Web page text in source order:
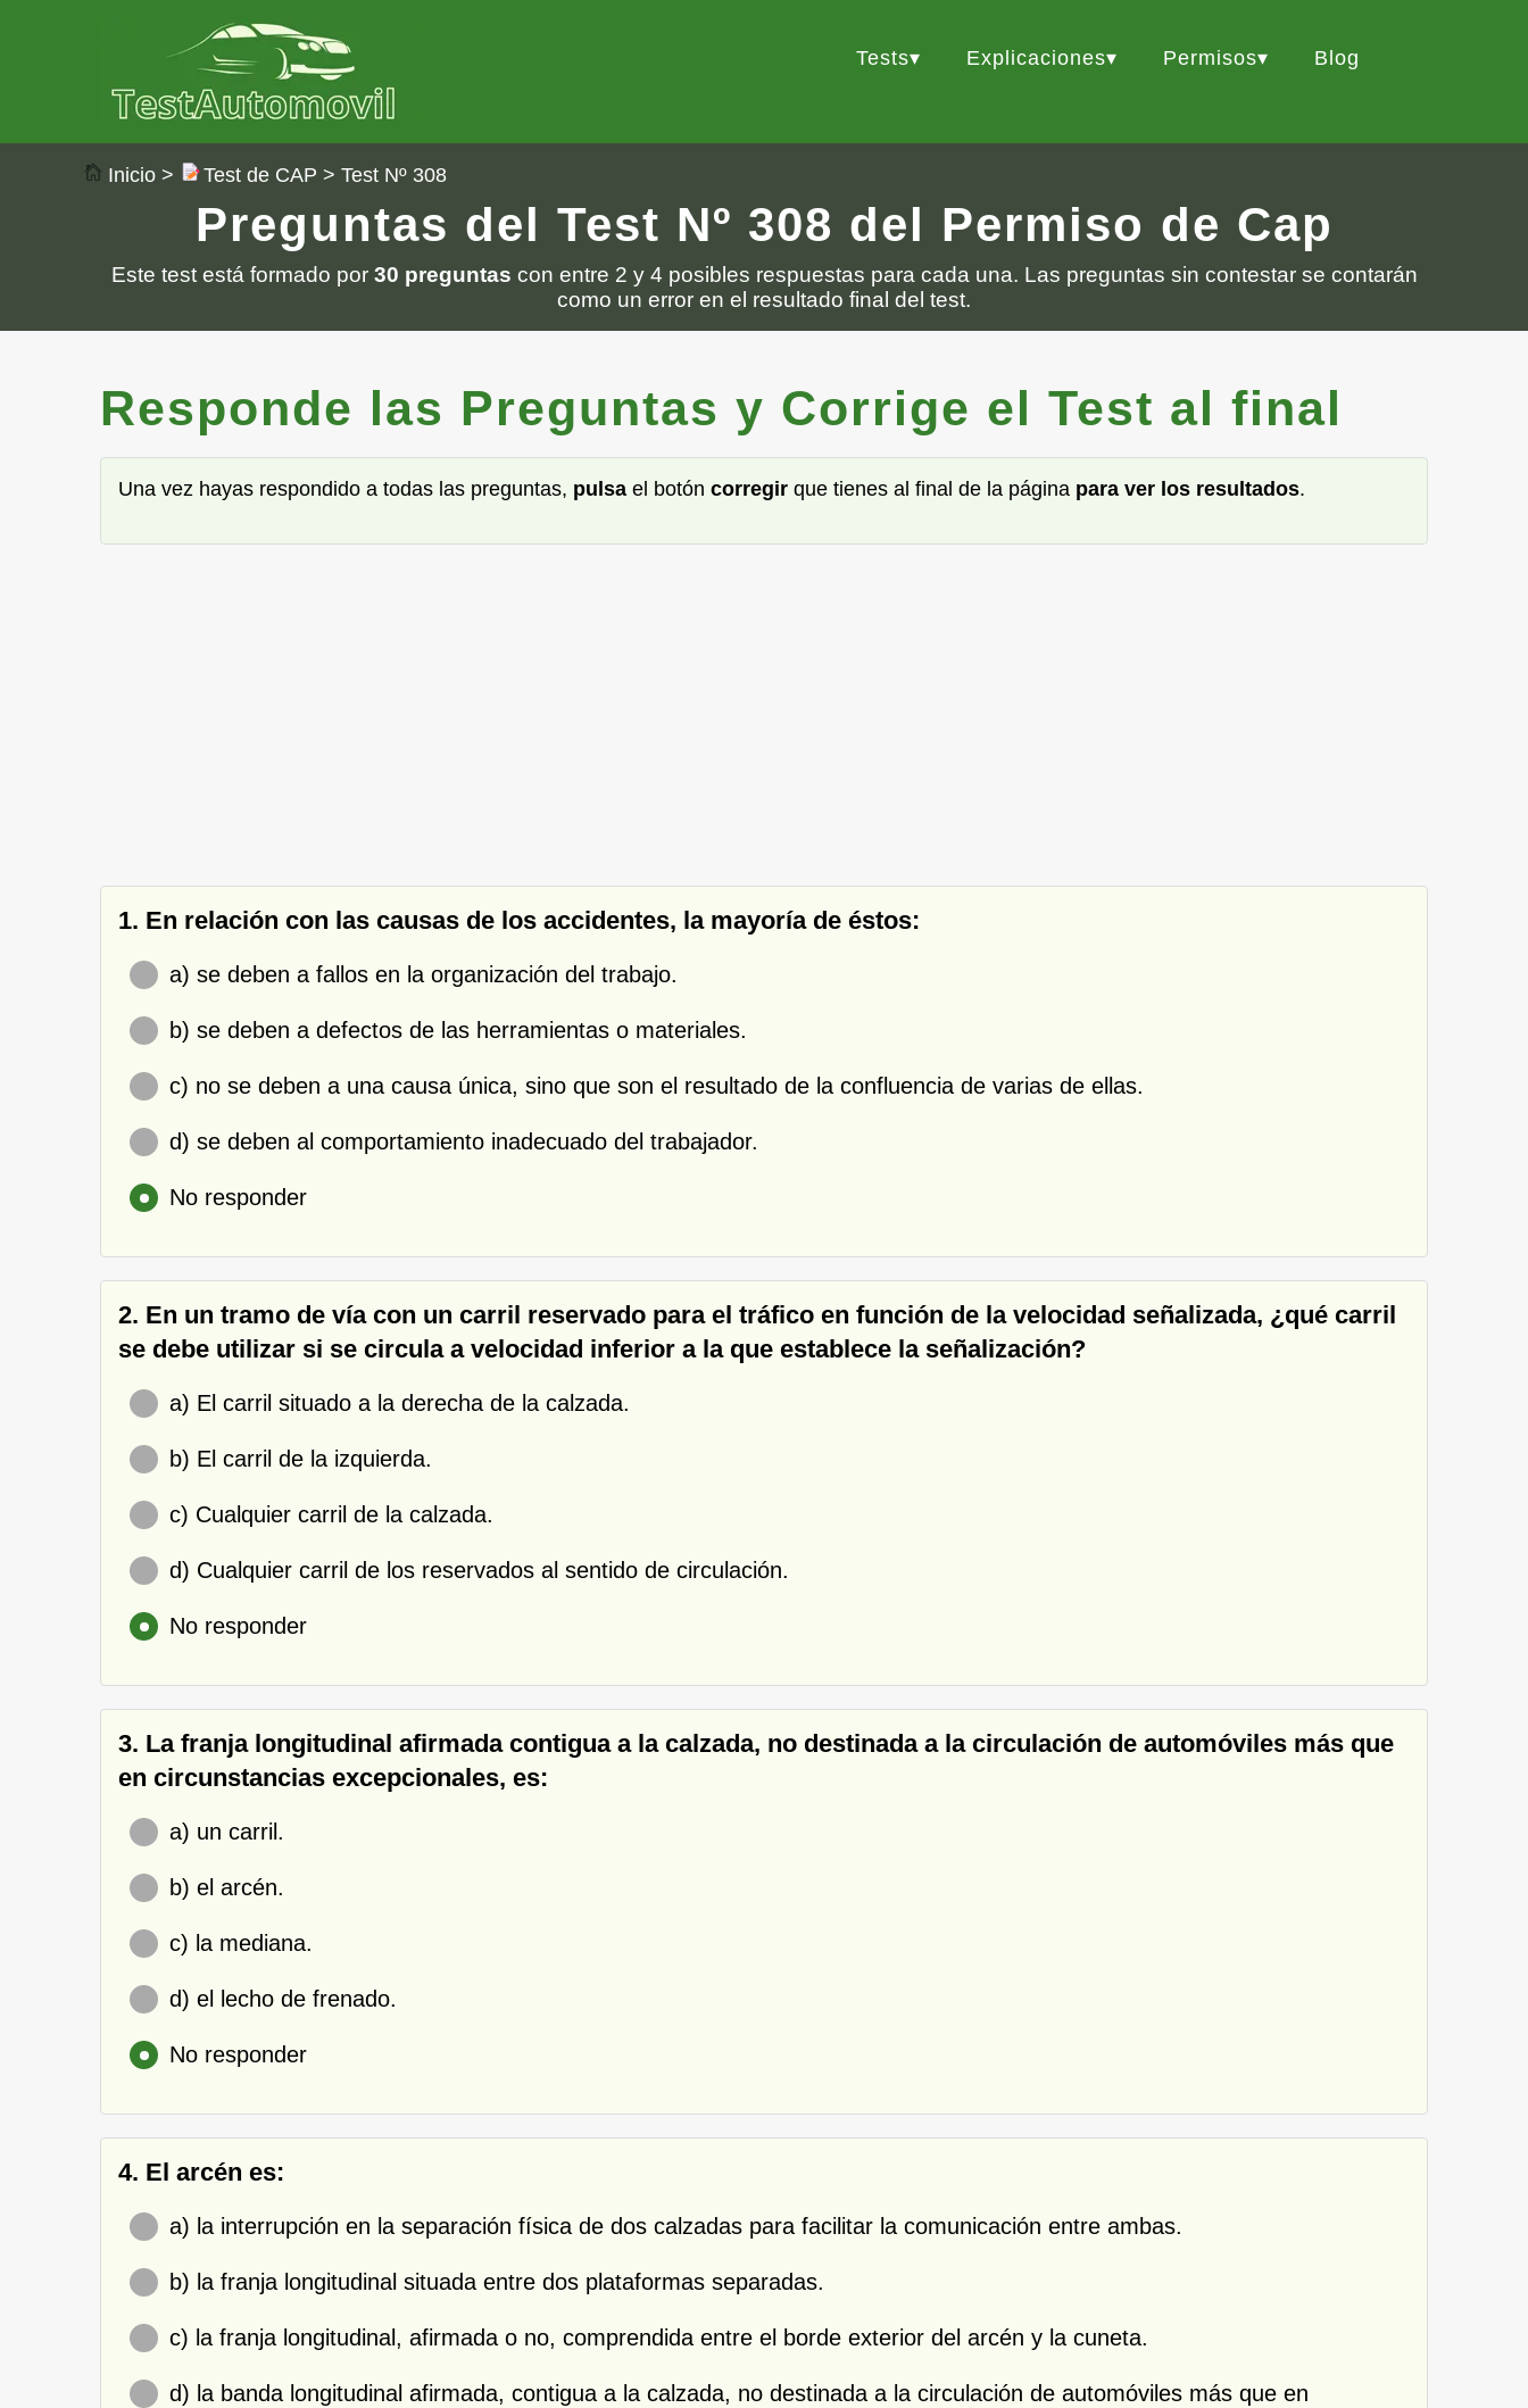
Tests Explicaciones Permisos Blog
Inicio > Test de CAP > Test Nº 308
Preguntas del Test Nº 308 del Permiso de Cap
Este test está formado por 30 preguntas con entre 2 y 4 posibles respuestas para cada una. Las preguntas sin contestar se contarán
como un error en el resultado final del test.
Responde las Preguntas y Corrige el Test al final
Una vez hayas respondido a todas las preguntas, pulsa el botón corregir que tienes al final de la página para ver los resultados.
1. En relación con las causas de los accidentes, la mayoría de éstos:
a) se deben a fallos en la organización del trabajo.
b) se deben a defectos de las herramientas o materiales.
c) no se deben a una causa única, sino que son el resultado de la confluencia de varias de ellas.
d) se deben al comportamiento inadecuado del trabajador.
No responder
2. En un tramo de vía con un carril reservado para el tráfico en función de la velocidad señalizada, ¿qué carril
se debe utilizar si se circula a velocidad inferior a la que establece la señalización?
a) El carril situado a la derecha de la calzada.
b) El carril de la izquierda.
c) Cualquier carril de la calzada.
d) Cualquier carril de los reservados al sentido de circulación.
No responder
3. La franja longitudinal afirmada contigua a la calzada, no destinada a la circulación de automóviles más que
en circunstancias excepcionales, es:
a) un carril.
b) el arcén.
c) la mediana.
d) el lecho de frenado.
No responder
4. El arcén es:
a) la interrupción en la separación física de dos calzadas para facilitar la comunicación entre ambas.
b) la franja longitudinal situada entre dos plataformas separadas.
c) la franja longitudinal, afirmada o no, comprendida entre el borde exterior del arcén y la cuneta.
d) la banda longitudinal afirmada, contigua a la calzada, no destinada a la circulación de automóviles más que en